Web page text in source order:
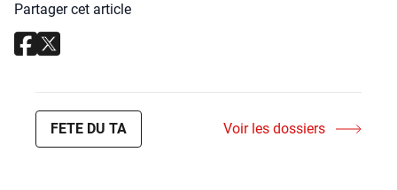
Partager cet article
FETE DU TA Voir les dossiers